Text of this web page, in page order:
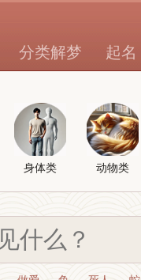
分类解梦 起名
身体类 动物类